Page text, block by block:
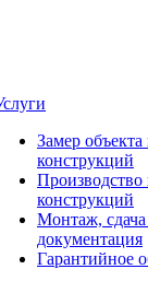
Замер
конструкций
конструкций
Монтаж, сдача
документация
Гарантийное